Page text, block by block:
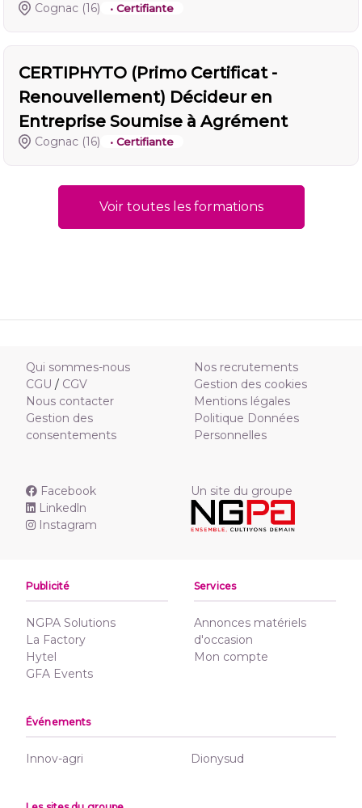
Cognac (16) • Certifiante
CERTIPHYTO (Primo Certificat -
Renouvellement) Décideur en
Entreprise Soumise à Agrément
Cognac (16) • Certifiante
Voir toutes les formations
Qui sommes-nous
CGU / CGV
Nous contacter
Gestion des
consentements
Nos recrutements
Gestion des cookies
Mentions légales
Politique Données
Personnelles
Facebook
Linkedln
Instagram
Un site du groupe
Publicité
NGPA Solutions
La Factory
Hytel
GFA Events
Services
Annonces matériels
d'occasion
Mon compte
Événements
Innov-agri Dionysud